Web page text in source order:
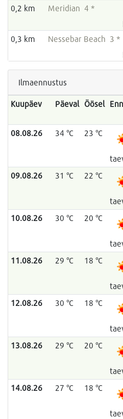
0,2 km
Meridian 4 *
0,3 km
Nessebar Beach 3 *
Ilmaennustus
Kuupäev Päeval Öösel
08.08.26
34 °C 23 °C
09.08.26 31 °C 22 °C
10.08.26 30 °C 20 °C
11.08.26 29 °C 18 °C
12.08.26 30 °C 18 °C
13.08.26 29 °C 20 °C
14.08.26 27 °C 18 °C